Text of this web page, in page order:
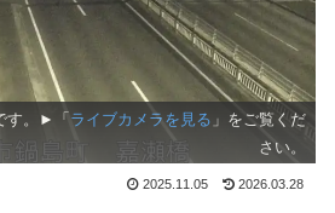
す。►「 ライブカメラを見る 」をご覧くだ
さい。
2025.11.05 2026.03.28